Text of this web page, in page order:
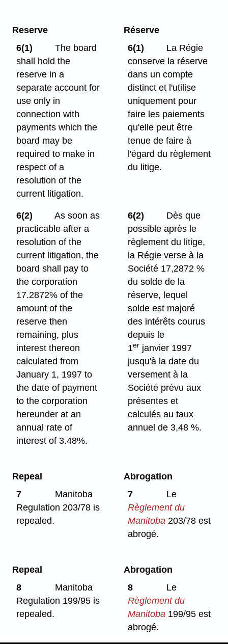
Reserve
6(1)
The board
shall hold the
reserve in a
separate account for
use only in
connection with
payments which the
board may be
required to make in
respect of a
resolution of the
current litigation.
Réserve
6(1)
La Régie
conserve la réserve
dans un compte
distinct et l'utilise
uniquement pour
faire les paiements
qu'elle peut être
tenue de faire à
l'égard du règlement
du litige.
6(2)
As soon as
practicable after a
resolution of the
current litigation, the
board shall pay to
the corporation
17.2872% of the
amount of the
reserve then
remaining, plus
interest thereon
calculated from
January 1, 1997 to
the date of payment
to the corporation
hereunder at an
annual rate of
interest of 3.48%.
6(2)
Dès que
possible après le
règlement du litige,
la Régie verse à la
Société 17,2872 %
du solde de la
réserve, lequel
solde est majoré
des intérêts courus
depuis le
1er janvier 1997
jusqu'à la date du
versement à la
Société prévu aux
présentes et
calculés au taux
annuel de 3,48 %.
Repeal
7
Manitoba
Regulation 203/78 is
repealed.
Abrogation
7
Le
Règlement du
Manitoba 203/78 est
abrogé.
Repeal
8
Manitoba
Regulation 199/95 is
repealed.
Abrogation
8
Le
Règlement du
Manitoba 199/95 est
abrogé.